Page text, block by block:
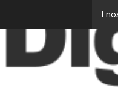
I